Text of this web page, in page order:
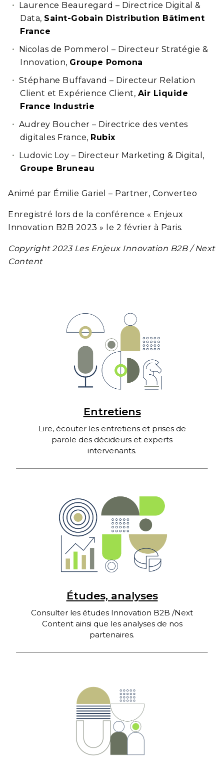
Laurence Beauregard – Directrice Digital &
Data, Saint-Gobain Distribution Bâtiment
France
Nicolas de Pommerol – Directeur Stratégie &
Innovation, Groupe Pomona
Stéphane Buffavand – Directeur Relation
Client et Expérience Client, Air Liquide
France Industrie
Audrey Boucher – Directrice des ventes
digitales France, Rubix
Ludovic Loy – Directeur Marketing & Digital,
Groupe Bruneau
Animé par Émilie Gariel – Partner, Converteo
Enregistré lors de la conférence « Enjeux
Innovation B2B 2023 » le 2 février à Paris.
Copyright 2023 Les Enjeux Innovation B2B / Next
Content
Entretiens
Lire, écouter les entretiens et prises de
parole des décideurs et experts
intervenants.
Études, analyses
Consulter les études Innovation B2B /Next
Content ainsi que les analyses de nos
partenaires.